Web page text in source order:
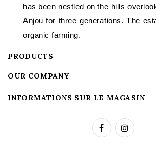
has been nestled on the hills
Anjou for three generations. The
organic farming.
PRODUCTS
OUR COMPANY
INFORMATIONS SUR LE MAGASIN